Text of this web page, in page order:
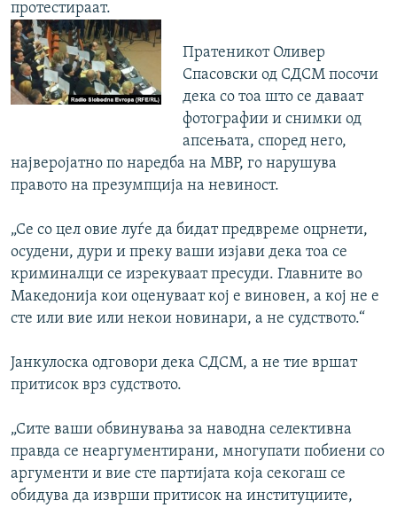
протестираат.
Пратеникот Оливер
Спасовски од СДСМ посочи
дека со тоа што се даваат
фотографии и снимки од
апсењата, според него,
најверојатно по наредба на МВР, го нарушува
правото на презумпција на невиност.
„Се со цел овие луѓе да бидат предвреме оцрнети,
осудени, дури и преку ваши изјави дека тоа се
криминалци се изрекуваат пресуди. Главните во
Македонија кои оценуваат кој е виновен, а кој не е
сте или вие или некои новинари, а не судството.“
Јанкулоска одговори дека СДСМ, а не тие вршат
притисок врз судството.
„Сите ваши обвинувања за наводна селективна
правда се неаргументирани, многупати побиени со
аргументи и вие сте партијата која секогаш се
обидува да изврши притисок на институциите,